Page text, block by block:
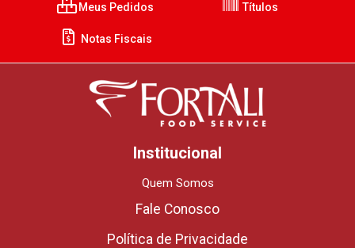
Meus Pedidos Títulos
Notas Fiscais
Institucional
Quem Somos
Fale Conosco
Política de Privacidade